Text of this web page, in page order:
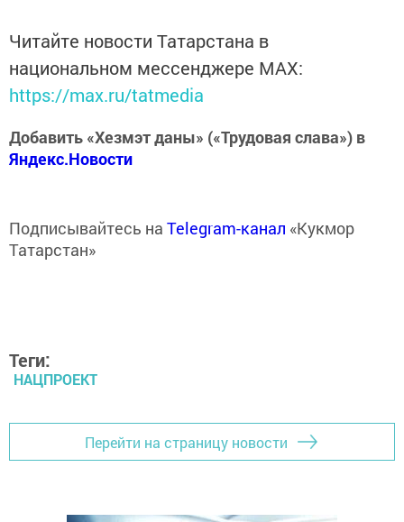
Читайте новости Татарстана в
национальном мессенджере MАХ:
https://max.ru/tatmedia
Добавить «Хезмэт даны» («Трудовая слава») в
Яндекс.Новости
Подписывайтесь на Telegram-канал «Кукмор
Татарстан»
Теги:
НАЦПРОЕКТ
Перейти на страницу новости